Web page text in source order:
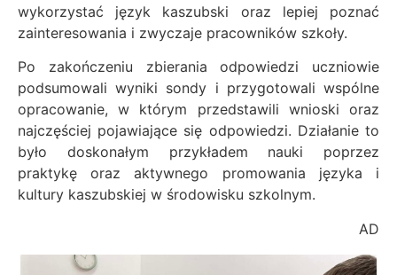
wykorzystać język kaszubski oraz lepiej poznać
zainteresowania i zwyczaje pracowników szkoły.
Po zakończeniu zbierania odpowiedzi uczniowie
podsumowali wyniki sondy i przygotowali wspólne
opracowanie, w którym przedstawili wnioski oraz
najczęściej pojawiające się odpowiedzi. Działanie to
było doskonałym przykładem nauki poprzez
praktykę oraz aktywnego promowania języka i
kultury kaszubskiej w środowisku szkolnym.
AD